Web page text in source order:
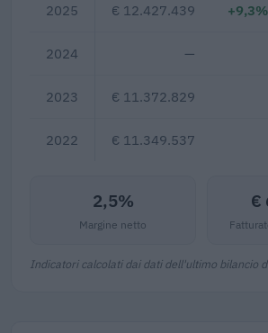
2025 € 12.427.439 +9,3%
2024 —
2023 € 11.372.829
2022 € 11.349.537
2,5%
Margine netto
€
Indicatori calcolati dai dati dell'ultimo bilancio